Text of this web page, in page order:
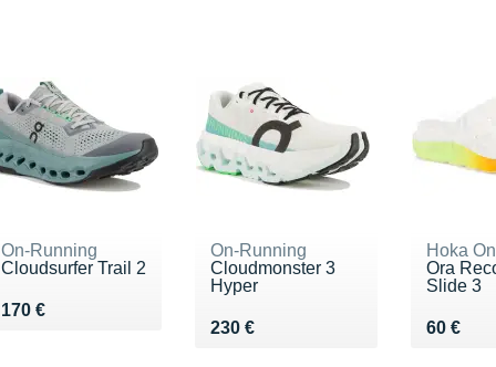
On-Running
Cloudsurfer Trail 2
170 €
Vendu 170 €
On-Running
Cloudmonster 3
Hyper
230 €
Vendu 230 €
Hoka
Ora
Slide 3
60 €
Vendu